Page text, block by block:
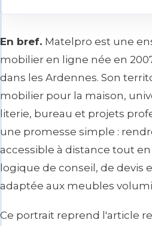
En bref. Matelpro est une
mobilier en ligne née en
dans les Ardennes. Son
mobilier pour la maison,
literie, bureau et projets
une promesse simple :
accessible à distance tout
logique de conseil, de devis
adaptée aux meubles
Ce portrait reprend l'article